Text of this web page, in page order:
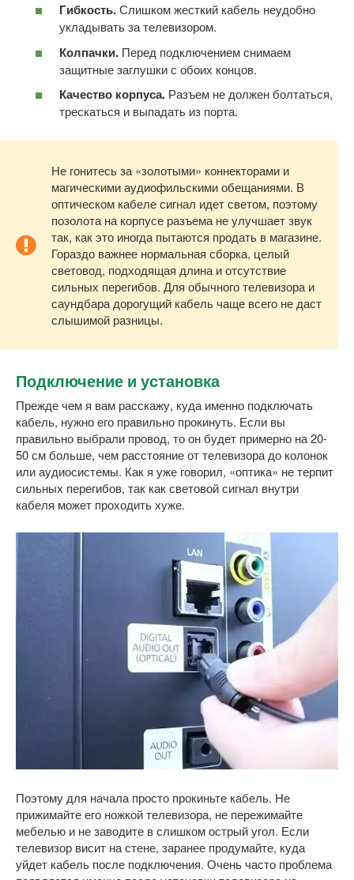
Гибкость.Слишком жесткий кабель неудобно
укладывать за телевизором.
Колпачки. Перед подключением снимаем
защитные заглушки с обоих концов.
Качество корпуса. Разъем не должен болтаться,
трескаться и выпадать из порта.
Не гонитесь за «золотыми» коннекторами и
магическими аудиофильскими обещаниями. В
оптическом кабеле сигнал идет светом, поэтому
позолота на корпусе разъема не улучшает звук
так, как это иногда пытаются продать в магазине.
Гораздо важнее нормальная сборка, целый
световод, подходящая длина и отсутствие
сильных перегибов. Для обычного телевизора и
саундбара дорогущий кабель чаще всего не даст
слышимой разницы.
Подключение и установка
Прежде чем я вам расскажу, куда именно подключать
кабель, нужно его правильно прокинуть. Если вы
правильно выбрали провод, то он будет примерно на 20-
50 см больше, чем расстояние от телевизора до колонок
или аудиосистемы. Как я уже говорил, «оптика» не терпит
сильных перегибов, так как световой сигнал внутри
кабеля может проходить хуже.
Поэтому для начала просто прокиньте кабель. Не
прижимайте его ножкой телевизора, не пережимайте
мебелью и не заводите в слишком острый угол. Если
телевизор висит на стене, заранее продумайте, куда
уйдет кабель после подключения. Очень часто проблема